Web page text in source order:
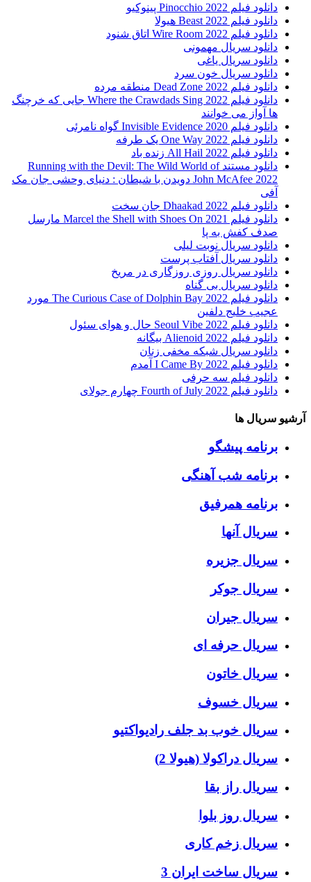
دانلود فیلم Pinocchio 2022 پینوکیو
دانلود فیلم Beast 2022 هیولا
دانلود فیلم Wire Room 2022 اتاق شنود
دانلود سریال مهمونی
دانلود سریال یاغی
دانلود سریال خون سرد
دانلود فیلم 2022 Dead Zone منطقه مرده
دانلود فیلم Where the Crawdads Sing 2022 جایی که خرچنگ
ها آواز می خوانند
دانلود فیلم 2020 Invisible Evidence گواه نامرئی
دانلود فیلم One Way 2022 یک طرفه
دانلود فیلم All Hail 2022 زنده باد
دانلود مستند Running with the Devil: The Wild World of
John McAfee 2022 دویدن با شیطان : دنیای وحشی جان مک
آفی
دانلود فیلم Dhaakad 2022 جان سخت
دانلود فیلم Marcel the Shell with Shoes On 2021 مارسل
صدف کفش به پا
دانلود سریال نوبت لیلی
دانلود سریال آفتاب پرست
دانلود سریال روزی روزگاری در مریخ
دانلود سریال بی گناه
دانلود فیلم The Curious Case of Dolphin Bay 2022 مورد
عجیب خلیج دلفین
دانلود فیلم Seoul Vibe 2022 حال و هوای سئول
دانلود فیلم Alienoid 2022 بیگانه
دانلود سریال شبکه مخفی زنان
دانلود فیلم I Came By 2022 آمدم
دانلود فیلم سه حرفی
دانلود فیلم Fourth of July 2022 چهارم جولای
آرشیو سریال ها
برنامه پیشگو
برنامه شب آهنگی
برنامه همرفیق
سریال آنها
سریال جزیره
سریال جوکر
سریال جیران
سریال حرفه ای
سریال خاتون
سریال خسوف
سریال خوب بد جلف رادیواکتیو
سریال دراکولا (هیولا 2)
سریال راز بقا
سریال روز بلوا
سریال زخم کاری
سریال ساخت ایران 3